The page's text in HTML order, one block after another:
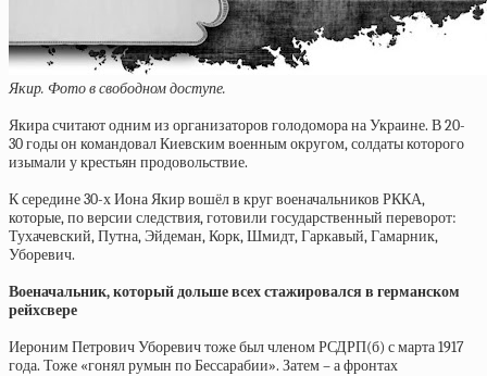
Якир. Фото в свободном доступе.
Якира считают одним из организаторов голодомора на Украине. В 20-
30 годы он командовал Киевским военным округом, солдаты которого
изымали у крестьян продовольствие.
К середине 30-х Иона Якир вошёл в круг военачальников РККА,
которые, по версии следствия, готовили государственный переворот:
Тухачевский, Путна, Эйдеман, Корк, Шмидт, Гаркавый, Гамарник,
Уборевич.
Военачальник, который дольше всех стажировался в германском
рейхсвере
Иероним Петрович Уборевич тоже был членом РСДРП(б) с марта 1917
года. Тоже «гонял румын по Бессарабии». Затем – а фронтах